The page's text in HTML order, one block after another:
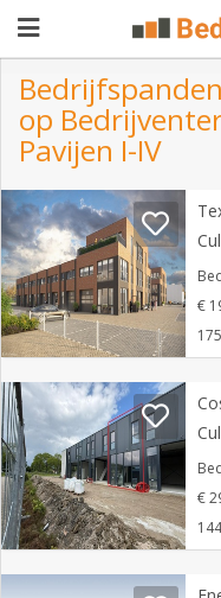
Pand
aanbieden
Pand
zoeken
Waarom
adverteren
Premium
Blog
Registreren
Login
op
Pavijen I-IV
€
€